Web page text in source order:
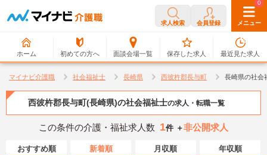
求人検索 会員登録 メニュー
ホーム 初めての方へ 面談会場一覧
0
保存した求人
0
最近見た求人
マイナビ介護職 社会福祉士 長崎県 西彼杵郡長与町 長崎県の社会
西彼杵郡長与町(長崎県)の社会福祉士の求人・転職一覧
この条件の介護・福祉求人数 1件 ＋非公開求人
おすすめ順 新着順 月収順 年収順